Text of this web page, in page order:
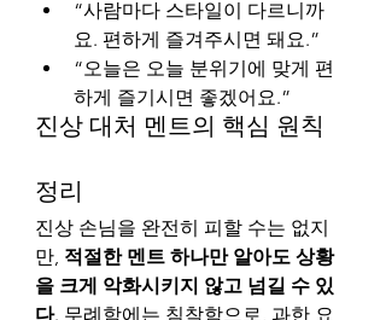
“사람마다 스타일이 다르니까
요. 편하게 즐겨주시면 돼요.”
“오늘은 오늘 분위기에 맞게 편
하게 즐기시면 좋겠어요.”
진상 대처 멘트의 핵심 원칙
정리
진상 손님을 완전히 피할 수는 없지
만, 적절한 멘트 하나만 알아도 상황
을 크게 악화시키지 않고 넘길 수 있
다. 무례함에는 침착함으로, 과한 요